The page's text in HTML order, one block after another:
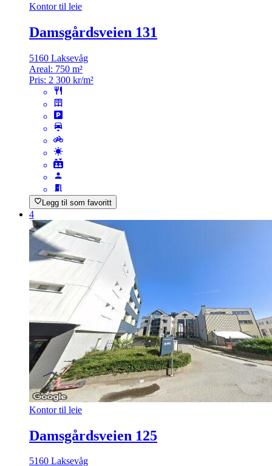
Kontor til leie
Damsgårdsveien 131
5160 Laksevåg
Areal: 750 m²
Pris: 2 300 kr/m²
Legg til som favoritt
4
Kontor til leie
Damsgårdsveien 125
5160 Laksevåg